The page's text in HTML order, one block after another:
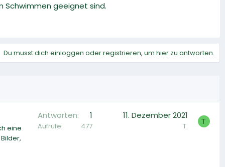
Schwimmen geeignet sind.
Du musst dich einloggen oder registrieren, um hier zu antworten.
eine
Antworten 1
Aufrufe 477
11. Dezember 2021
T. T